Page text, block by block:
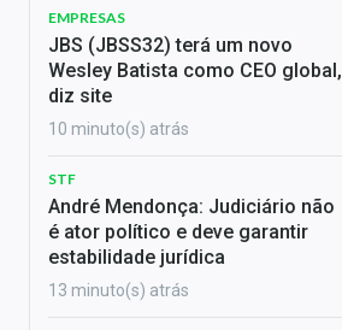
EMPRESAS
JBS (JBSS32) terá um novo
Wesley Batista como CEO global,
diz site
10 minuto(s) atrás
STF
André Mendonça: Judiciário não
é ator político e deve garantir
estabilidade jurídica
13 minuto(s) atrás